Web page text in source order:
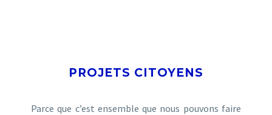
PROJETS CITOYENS
Parce que c’est ensemble que nous pouvons faire